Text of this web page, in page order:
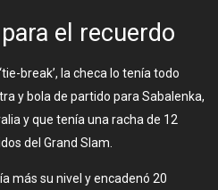
el recuerdo
break’, la checa lo tenía todo
y bola de partido para Sabalenka,
y que tenía una racha de 12
del Grand Slam.
más su nivel y encadenó 20